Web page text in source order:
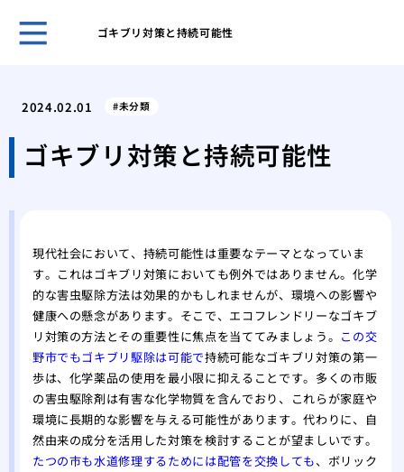
ゴキブリ対策と持続可能性
ス
る方
ス
ス
の
ミ
駆
ミ
要性
2024.02.01 未分類
ゴキブリ対策と持続可能性
現代社会において、持続可能性は重要なテーマとなっていま
す。これはゴキブリ対策においても例外ではありません。化学
的な害虫駆除方法は効果的かもしれませんが、環境への影響や
健康への懸念があります。そこで、エコフレンドリーなゴキブ
リ対策の方法とその重要性に焦点を当ててみましょう。 この交
野市でもゴキブリ駆除は可能で持続可能なゴキブリ対策の第一
歩は、化学薬品の使用を最小限に抑えることです。多くの市販
の害虫駆除剤は有害な化学物質を含んでおり、これらが家庭や
環境に長期的な影響を与える可能性があります。代わりに、自
然由来の成分を活用した対策を検討することが望ましいです。
たつの市も水道修理するためには配管を交換しても、ボリック